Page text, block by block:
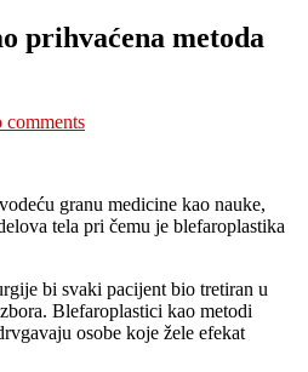
prihvaćena metoda
comments
granu medicine kao nauke,
tela pri čemu je blefaroplastika
bi svaki pacijent bio tretiran u
Blefaroplastici kao metodi
osobe koje žele efekat